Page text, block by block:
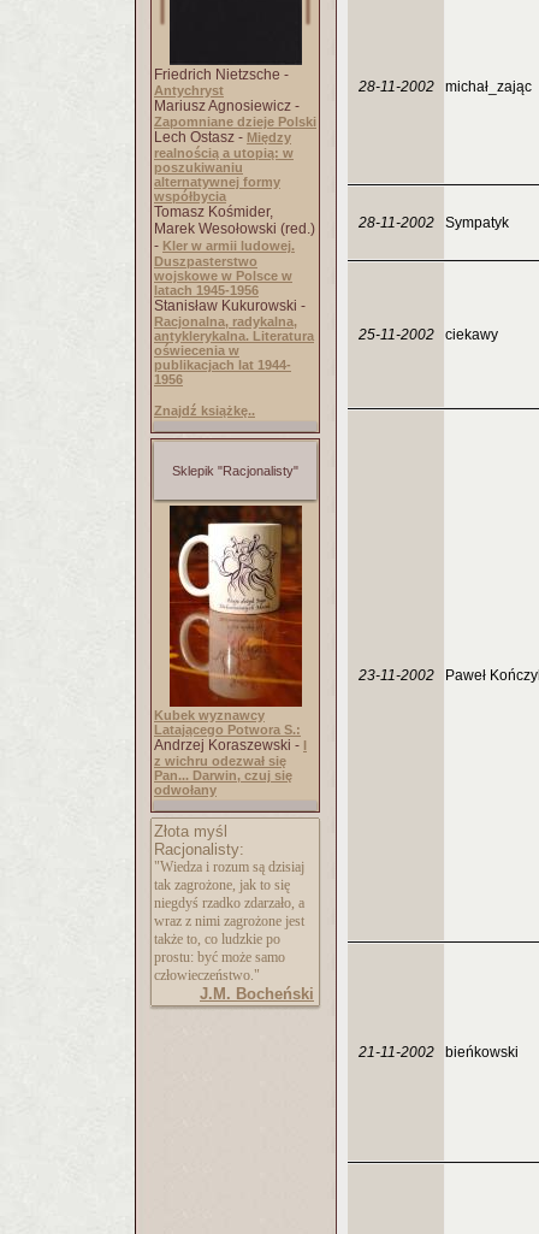
Friedrich Nietzsche -
Antychryst
Mariusz Agnosiewicz -
Zapomniane dzieje Polski
Lech Ostasz - Między
realnością a utopią: w
poszukiwaniu
alternatywnej formy
współbycia
Tomasz Kośmider,
Marek Wesołowski (red.)
- Kler w armii ludowej.
Duszpasterstwo
wojskowe w Polsce w
latach 1945-1956
Stanisław Kukurowski -
Racjonalna, radykalna,
antyklerykalna. Literatura
oświecenia w
publikacjach lat 1944-
1956
Znajdź książkę..
Sklepik "Racjonalisty"
Kubek wyznawcy
Latającego Potwora S.:
Andrzej Koraszewski - I
z wichru odezwał się
Pan... Darwin, czuj się
odwołany
Złota myśl
Racjonalisty:
"Wiedza i rozum są dzisiaj
tak zagrożone, jak to się
niegdyś rzadko zdarzało, a
wraz z nimi zagrożone jest
także to, co ludzkie po
prostu: być może samo
człowieczeństwo."
J.M. Bocheński
28-11-2002 michał_zając
28-11-2002 Sympatyk
25-11-2002 ciekawy
23-11-2002 Paweł
21-11-2002 bieńkowski